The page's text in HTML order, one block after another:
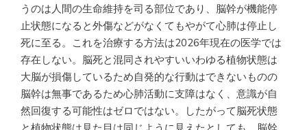
うのは人間の生命維持を司る部位であり、脳幹が機能停
止状態になると外傷などがなくてもやがて心肺は停止し
死に至る。これを治療する方法は2026年現在の医学では
存在しない。脳死と混同されやすいいわゆる植物状態は
大脳が損傷しているため自発的な行動はできないものの
脳幹は無事であるため心肺活動に支障はなく、意識が自
然回復する可能性はゼロではない。したがって脳死状態